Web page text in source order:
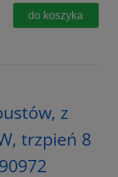
do koszyka
z
trzpień 8